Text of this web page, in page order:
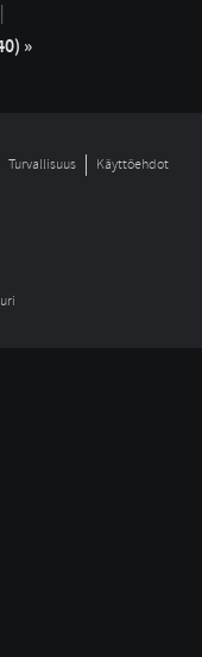
»
Turvallisuus
Käyttöehdot